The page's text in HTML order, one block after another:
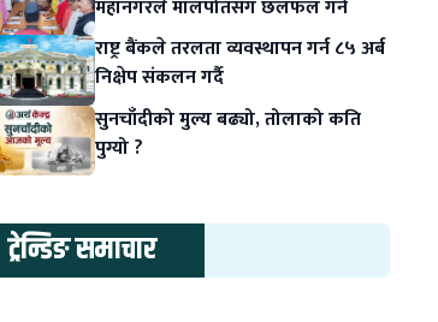
महानगरले मालपोतसँग छलफल गर्ने
राष्ट्र बैंकले तरलता व्यवस्थापन गर्न ८५ अर्ब
निक्षेप संकलन गर्दै
सुनचाँदीको मुल्य बढ्यो, तोलाको कति
पुग्यो ?
ट्रेन्डिङ समाचार